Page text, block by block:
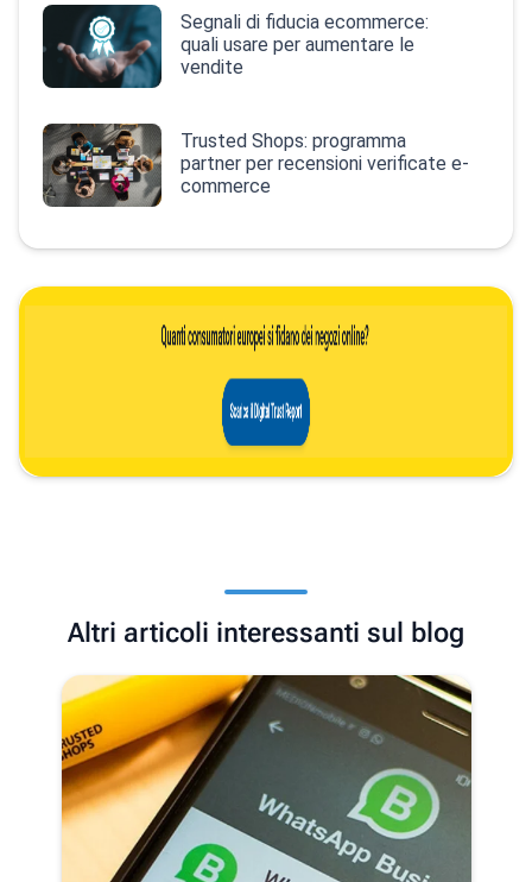
Segnali di fiducia ecommerce:
quali usare per aumentare le
vendite
Trusted Shops: programma
partner per recensioni verificate e-
commerce
Altri articoli interessanti sul blog